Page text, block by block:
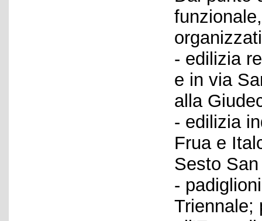
- edilizia
e in via
alla
- edilizia
Frua e
Sesto
-
Triennale;